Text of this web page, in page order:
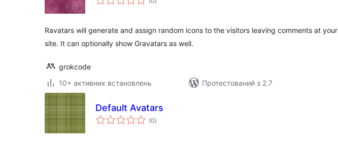
рейтинг
Ravatars will generate and assign random icons to the visitors leaving comments at your
site. It can optionally show Gravatars as well.
grokcode
10+ активних встановлень
Протестований з 2.7
Default Avatars
(0загальний
рейтинг
)